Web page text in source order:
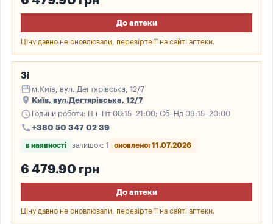
До аптеки
Ціну давно не оновлювали, перевірте її на сайті аптеки.
3і
storefront м.Київ, вул. Дегтярівська, 12/7
place Київ, вул.Дегтярівська, 12/7
schedule Години роботи: Пн–Пт 08:15–21:00; Сб–Нд 09:15–20:00
call +380 50 347 02 39
в наявності залишок: 1 оновлено: 11.07.2026
6 479.90 грн
До аптеки
Ціну давно не оновлювали, перевірте її на сайті аптеки.